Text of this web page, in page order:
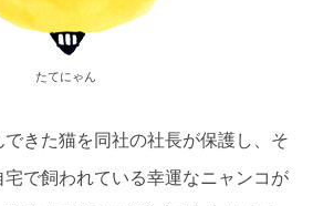
たてにゃん
きた猫を同社の社長が保護し、そ
で飼われている幸運なニャンコが